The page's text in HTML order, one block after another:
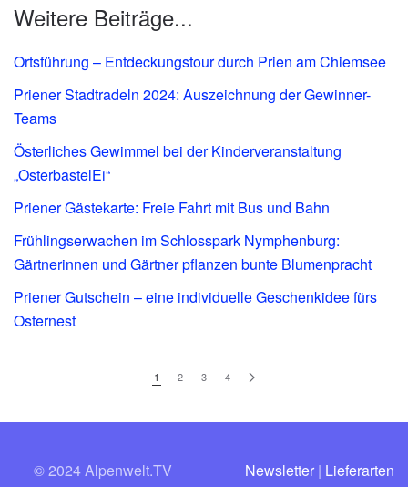
Weitere Beiträge...
Ortsführung – Entdeckungstour durch Prien am Chiemsee
Priener Stadtradeln 2024: Auszeichnung der Gewinner-
Teams
Österliches Gewimmel bei der Kinderveranstaltung
„OsterbastelEi“
Priener Gästekarte: Freie Fahrt mit Bus und Bahn
Frühlingserwachen im Schlosspark Nymphenburg:
Gärtnerinnen und Gärtner pflanzen bunte Blumenpracht
Priener Gutschein – eine individuelle Geschenkidee fürs
Osternest
1 2 3 4
© 2024 Alpenwelt.TV Newsletter | Lieferarten